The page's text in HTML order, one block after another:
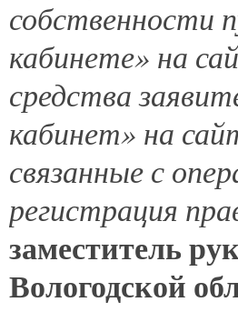
собственности
кабинете» на
средства
кабинет» на
связанные с
регистрация
заместитель
Вологодской